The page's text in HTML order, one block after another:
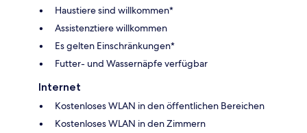
Haustiere sind willkommen*
Assistenztiere willkommen
Es gelten Einschränkungen*
Futter- und Wassernäpfe verfügbar
Internet
Kostenloses WLAN in den öffentlichen Bereichen
Kostenloses WLAN in den Zimmern